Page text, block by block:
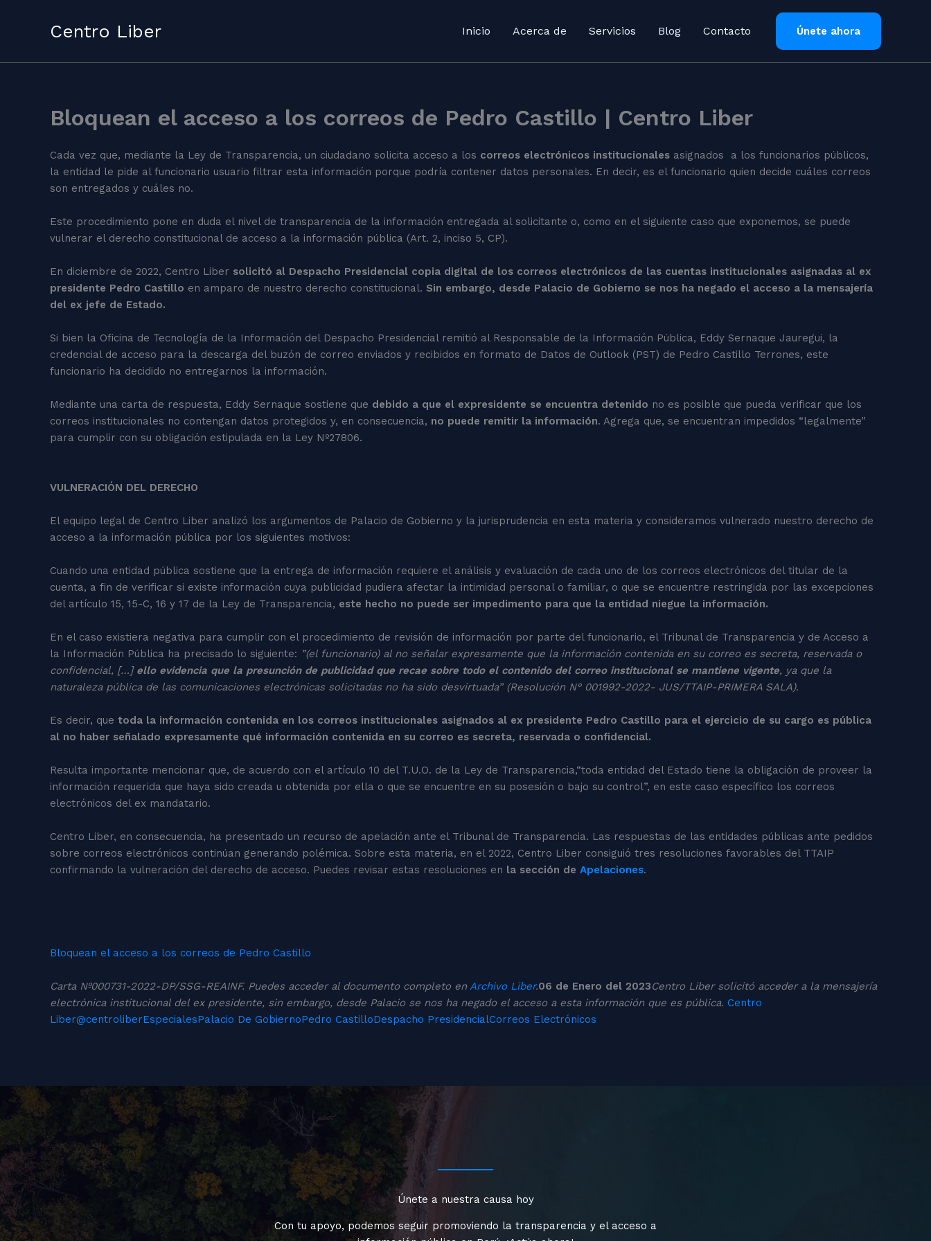
Centro Liber Inicio Acerca de Servicios Blog Contacto Únete ahora
Bloquean el acceso a los correos de Pedro Castillo | Centro Liber
Cada vez que, mediante la Ley de Transparencia, un ciudadano solicita acceso a los correos electrónicos institucionales asignados a los funcionarios públicos,
la entidad le pide al funcionario usuario filtrar esta información porque podría contener datos personales. En decir, es el funcionario quien decide cuáles correos
son entregados y cuáles no.
Este procedimiento pone en duda el nivel de transparencia de la información entregada al solicitante o, como en el siguiente caso que exponemos, se puede
vulnerar el derecho constitucional de acceso a la información pública (Art. 2, inciso 5, CP).
En diciembre de 2022, Centro Liber solicitó al Despacho Presidencial copia digital de los correos electrónicos de las cuentas institucionales asignadas al ex
presidente Pedro Castillo en amparo de nuestro derecho constitucional. Sin embargo, desde Palacio de Gobierno se nos ha negado el acceso a la mensajería
del ex jefe de Estado.
Si bien la Oficina de Tecnología de la Información del Despacho Presidencial remitió al Responsable de la Información Pública, Eddy Sernaque Jauregui, la
credencial de acceso para la descarga del buzón de correo enviados y recibidos en formato de Datos de Outlook (PST) de Pedro Castillo Terrones, este
funcionario ha decidido no entregarnos la información.
Mediante una carta de respuesta, Eddy Sernaque sostiene que debido a que el expresidente se encuentra detenido no es posible que pueda verificar que los
correos institucionales no contengan datos protegidos y, en consecuencia, no puede remitir la información. Agrega que, se encuentran impedidos “legalmente”
para cumplir con su obligación estipulada en la Ley Nº27806.
VULNERACIÓN DEL DERECHO
El equipo legal de Centro Liber analizó los argumentos de Palacio de Gobierno y la jurisprudencia en esta materia y consideramos vulnerado nuestro derecho de
acceso a la información pública por los siguientes motivos:
Cuando una entidad pública sostiene que la entrega de información requiere el análisis y evaluación de cada uno de los correos electrónicos del titular de la
cuenta, a fin de verificar si existe información cuya publicidad pudiera afectar la intimidad personal o familiar, o que se encuentre restringida por las excepciones
del artículo 15, 15-C, 16 y 17 de la Ley de Transparencia, este hecho no puede ser impedimento para que la entidad niegue la información.
En el caso existiera negativa para cumplir con el procedimiento de revisión de información por parte del funcionario, el Tribunal de Transparencia y de Acceso a
la Información Pública ha precisado lo siguiente: ”(el funcionario) al no señalar expresamente que la información contenida en su correo es secreta, reservada o
confidencial, […] ello evidencia que la presunción de publicidad que recae sobre todo el contenido del correo institucional se mantiene vigente, ya que la
naturaleza pública de las comunicaciones electrónicas solicitadas no ha sido desvirtuada” (Resolución N° 001992-2022- JUS/TTAIP-PRIMERA SALA).
Es decir, que toda la información contenida en los correos institucionales asignados al ex presidente Pedro Castillo para el ejercicio de su cargo es pública
al no haber señalado expresamente qué información contenida en su correo es secreta, reservada o confidencial.
Resulta importante mencionar que, de acuerdo con el artículo 10 del T.U.O. de la Ley de Transparencia,“toda entidad del Estado tiene la obligación de proveer la
información requerida que haya sido creada u obtenida por ella o que se encuentre en su posesión o bajo su control”, en este caso específico los correos
electrónicos del ex mandatario.
Centro Liber, en consecuencia, ha presentado un recurso de apelación ante el Tribunal de Transparencia. Las respuestas de las entidades públicas ante pedidos
sobre correos electrónicos continúan generando polémica. Sobre esta materia, en el 2022, Centro Liber consiguió tres resoluciones favorables del TTAIP
confirmando la vulneración del derecho de acceso. Puedes revisar estas resoluciones en la sección de Apelaciones.
Bloquean el acceso a los correos de Pedro Castillo
Carta Nº000731-2022-DP/SSG-REAINF. Puedes acceder al documento completo en Archivo Liber.06 de Enero del 2023Centro Liber solicitó acceder a la mensajería
electrónica institucional del ex presidente, sin embargo, desde Palacio se nos ha negado el acceso a esta información que es pública. Centro
Liber@centroliberEspecialesPalacio De GobiernoPedro CastilloDespacho PresidencialCorreos Electrónicos
Únete a nuestra causa hoy
Con tu apoyo, podemos seguir promoviendo la transparencia y el acceso a